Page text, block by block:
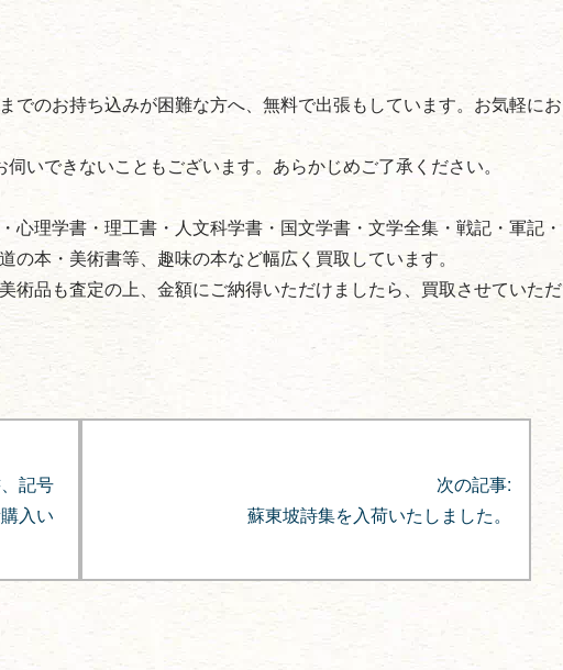
でのお持ち込みが困難な方へ、無料で出張もしています。お気軽にお
いできないこともございます。あらかじめご了承ください。
心理学書・理工書・人文科学書・国文学書・文学全集・戦記・軍記・
本・美術書等、趣味の本など幅広く買取しています。
術品も査定の上、金額にご納得いただけましたら、買取させていただ
記号
入い
次の記事:
蘇東坡詩集を入荷いたしました。